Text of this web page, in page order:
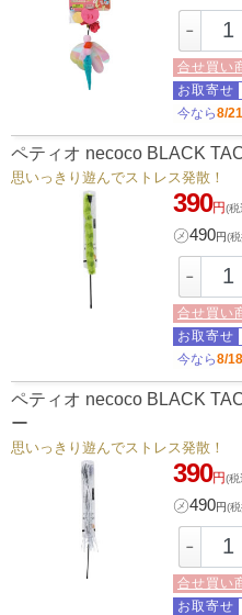
－
合せ買い
お取寄せ
今なら8/21
ペティオ necoco BLACK
思いっきり遊んでストレス発散！
390円(税
㋱490円(
－
合せ買い
お取寄せ
今なら8/18
ペティオ necoco BLACK
ー
思いっきり遊んでストレス発散！
390円(税
㋱490円(
－
合せ買い
お取寄せ